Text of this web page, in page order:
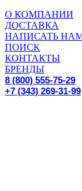
О КОМПАНИИ
ДОСТАВКА
НАПИСАТЬ
ПОИСК
КОНТАКТЫ
БРЕНДЫ
8 (800) 555-75-29
+7 (343) 269-31-99